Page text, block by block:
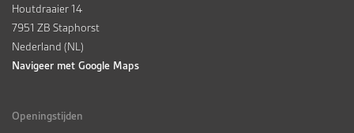
Houtdraaier 14
7951 ZB Staphorst
Nederland (NL)
Navigeer met Google Maps
Openingstijden